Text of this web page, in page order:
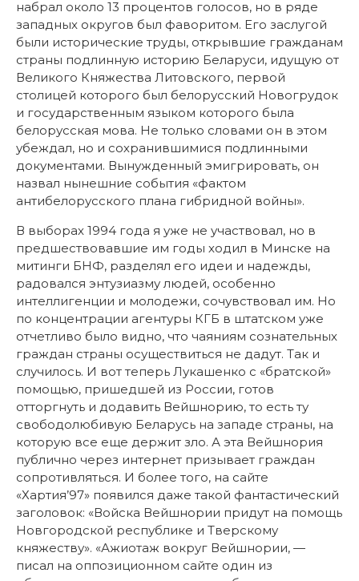
набрал около 13 процентов голосов, но в ряде
западных округов был фаворитом. Его заслугой
были исторические труды, открывшие гражданам
страны подлинную историю Беларуси, идущую от
Великого Княжества Литовского, первой
столицей которого был белорусский Новогрудок
и государственным языком которого была
белорусская мова. Не только словами он в этом
убеждал, но и сохранившимися подлинными
документами. Вынужденный эмигрировать, он
назвал нынешние события «фактом
антибелорусского плана гибридной войны».
В выборах 1994 года я уже не участвовал, но в
предшествовавшие им годы ходил в Минске на
митинги БНФ, разделял его идеи и надежды,
радовался энтузиазму людей, особенно
интеллигенции и молодежи, сочувствовал им. Но
по концентрации агентуры КГБ в штатском уже
отчетливо было видно, что чаяниям сознательных
граждан страны осуществиться не дадут. Так и
случилось. И вот теперь Лукашенко с «братской»
помощью, пришедшей из России, готов
отторгнуть и додавить Вейшнорию, то есть ту
свободолюбивую Беларусь на западе страны, на
которую все еще держит зло. А эта Вейшнория
публично через интернет призывает граждан
сопротивляться. И более того, на сайте
«Хартия’97» появился даже такой фантастический
заголовок: «Войска Вейшнории придут на помощь
Новгородской республике и Тверскому
княжеству». «Ажиотаж вокруг Вейшнории, —
писал на оппозиционном сайте один из